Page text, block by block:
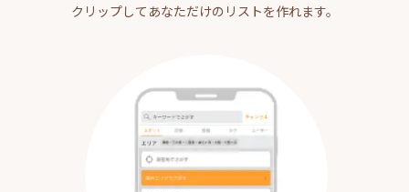
クリップしてあなただけのリストを作れます。